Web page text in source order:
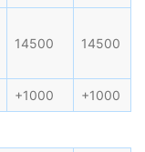
14500 14500
+1000 +1000